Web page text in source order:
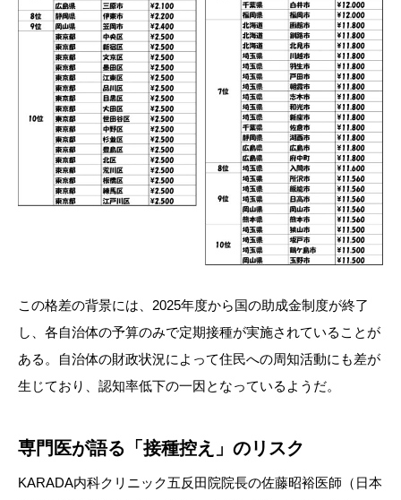
この格差の背景には、2025年度から国の助成金制度が終了
し、各自治体の予算のみで定期接種が実施されていることが
ある。自治体の財政状況によって住民への周知活動にも差が
生じており、認知率低下の一因となっているようだ。
専門医が語る「接種控え」のリスク
KARADA内科クリニック五反田院院長の佐藤昭裕医師（日本